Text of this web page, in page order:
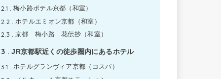
2.1
梅小路ポテル京都（和室）
2.2 ホテルエミオン京都（和室）
2.3 京都 梅小路 花伝抄（和室）
3
JR京都駅近くの徒歩圏内にあるホテル
3.1
ホテルグランヴィア京都（コスパ）